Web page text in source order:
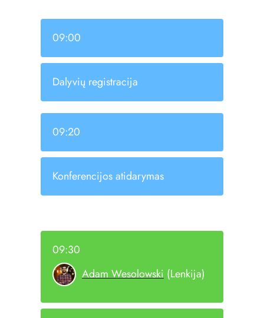
09:00
Dalyvių registracija
09:20
Konferencijos atidarymas
09:30
Adam Wesolowski (Lenkija)